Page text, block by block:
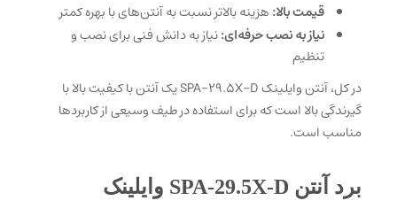
قیمت بالا: هزینه بالاتر نسبت به آنتن‌های با بهره کمتر
نیاز به نصب حرفه‌ای:نیاز به دانش فنی برای نصب و
تنظیم
در کل، آنتن وایلینک SPA-29.5X-D یک آنتن با کیفیت بالا با
گیرندگی بالا است که برای استفاده در طیف وسیعی از کاربردها
مناسب است.
برد آنتن SPA-29.5X-D وایلینک